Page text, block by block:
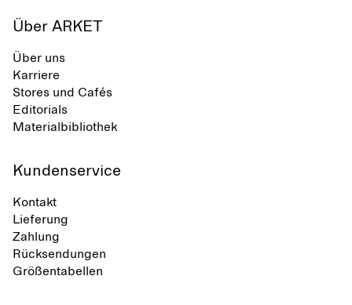
Über ARKET
Über uns
Karriere
Stores und Cafés
Editorials
Materialbibliothek
Kundenservice
Kontakt
Lieferung
Zahlung
Rücksendungen
Größentabellen